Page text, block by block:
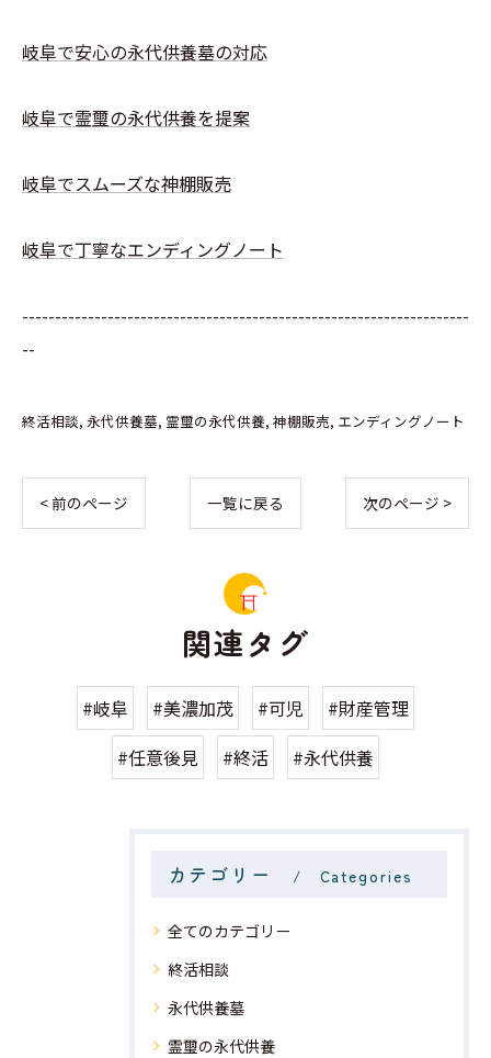
岐阜で安心の永代供養墓の対応
岐阜で霊璽の永代供養を提案
岐阜でスムーズな神棚販売
岐阜で丁寧なエンディングノート
--------------------------------------------------------------------
--
終活相談 永代供養墓 霊璽の永代供養 神棚販売 エンディングノート
< 前のページ 一覧に戻る 次のページ >
関連タグ
#岐阜 #美濃加茂 #可児
#財産管理
#任意後見
#終活 #永代供養
カテゴリー Categories
全てのカテゴリー
終活相談
永代供養墓
霊璽の永代供養